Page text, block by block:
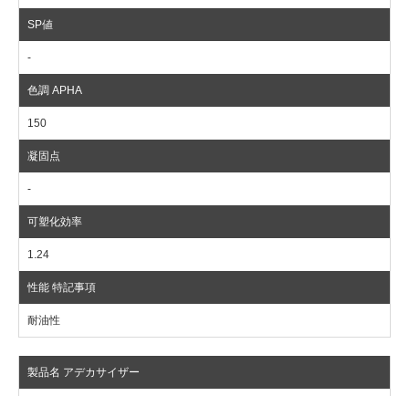
-
150
-
1.24
耐油性